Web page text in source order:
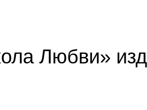
Любви»